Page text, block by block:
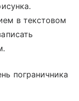
в текстовом
пограничника